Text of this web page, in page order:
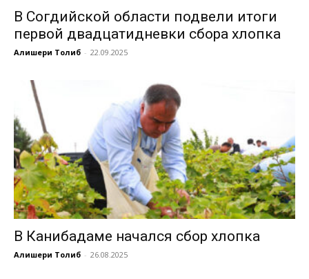
В Согдийской области подвели итоги
первой двадцатидневки сбора хлопка
Алишери Толиб - 22.09.2025
В Канибадаме начался сбор хлопка
Алишери Толиб - 26.08.2025